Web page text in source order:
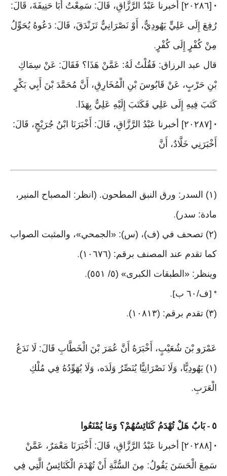
•
[٢٠٢٨٦] أخبرنا عَبْدُ الرَّزَّاقِ، قَالَ: سَمِعْتُ أَبَا حَنِيفَةَ، قَالَ:
رُفِعَ إِلَى عَلِيٍّ يَهُودِيٌّ، أَوْ نَصْرَانِيٌّ تَزَنْدَقَ، قَالَ: دَعُوهُ يُحَوِّلُ
مِنْ كُفْرٍ إِلَى كُفْرٍ .
قال عبد الرزاق: فَقُلْتُ لَهُ: عَمَّنْ هَذَا؟ فَقَالَ: عَنْ سِمَاكِ
بْنِ حَرْبٍ، عَنْ قَابُوسَ بْنِ الْمُخَارِقِ، أَنَّ مُحَمَّدَ بْنَ أَبِي بَكْرٍ
كَتَبَ فِيهِ إِلَى عَلِي فَكَتَبَ إِلَيْهِ عَلِيٌّ بِهَذَا .
•
[٢٠٢٨٧] أخبرنا عَبْدُ الرَّزَّاقِ، قَالَ: أَخْبَرَنَا ابْنُ جُرَيْجٍ، قَالَ:
أَخْبَرَنِي خَلَّادٌ، أَنَّ
(١) السدر: ورق النبق المطحون. (انظر: المصباح المنير،
مادة: سدر).
(٢) تصحف في (ف)، (س): «الجمحي»، والمثبت الصواب
كما تقدم عند المصنف برقم: (١٠٦٧٦)
.
وينظر: «الطبقات الكبرى» (٥/ ٥٥١) .
* [ف/٦٠ ب ].
(٣) تقدم برقم: (١٠٨١٣) .
عَمْرَو بْنَ شُعَيْبٍ، أَخْبَرَهُ أَنَّ عُمَرَ بْنَ الْخَطَّابِ قَالَ: لَا نَدَعُ
(١) يَهُودِيًّا، وَلَا نَصْرَانِيًّا يُنَصِّرُ وَلَدَه، وَلَا يُهَوِّدُهُ فِي مُلْكِ
الْعَرَبِ.
٥ -بَابٌ هَلْ تُهْدَمُ كَنَائِسُهُمْ؟ وَمَا يُمْنَعُوا
•
[٢٠٢٨٨] أخبرنا عَبْدُ الرَّزَّاقِ، قَالَ: أَخْبَرَنَا مَعْمَرٌ، عَمَّنْ
سَمِعَ الْحَسَنَ يَقُولُ: مِنَ السُّنَّةِ أَنْ تُهْدَمَ الْكَنَائِسُ الَّتِي فِي